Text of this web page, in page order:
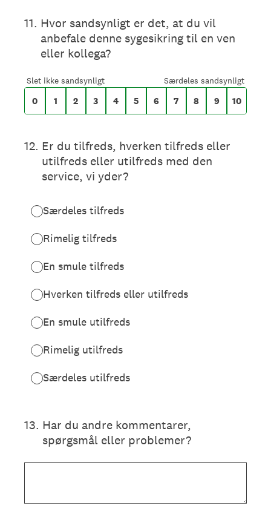
11. På en skala fra 0 til 10,
Hvor sandsynligt er det, at du vil
anbefale denne sygesikring til en ven
eller kollega?
Slet ikke sandsynligt Særdeles sandsynligt
0 1 2 3 4 5 6 7 8 9 10
12. Er du tilfreds, hverken tilfreds eller
utilfreds eller utilfreds med den
service, vi yder?
Særdeles tilfreds
Rimelig tilfreds
En smule tilfreds
Hverken tilfreds eller utilfreds
En smule utilfreds
Rimelig utilfreds
Særdeles utilfreds
13. Har du andre kommentarer,
spørgsmål eller problemer?